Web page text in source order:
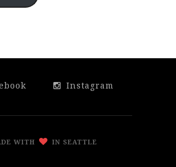
Instagram
WITH IN SEATTLE